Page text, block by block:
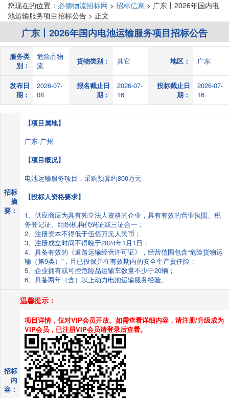
您现在的位置： 必德物流招标网 > 招标信息 > 广东丨2026年国内电
池运输服务项目招标公告 > 正文
广东丨2026年国内电池运输服务项目招标公告
服务类
别：
危险品物
流
货物类别： 其它 地区： 广东
发布日
期：
2026-07-
08
报名截止日
期：
2026-07-
16
投标截止日
期：
2026-07-
16
招标
摘
要：
【项目属地】
广东·广州
【项目概况】
电池运输服务项目，采购预算约800万元
【投标人资格要求】
1、供应商应为具有独立法人资格的企业，具有有效的营业执照、税
务登记证、组织机构代码证或三证合一；
2、注册资本不得低于伍佰万元人民币；
3、注册成立时间不得晚于2024年1月1日；
4、具备有效的《道路运输经营许可证》，经营范围包含“危险货物运
输（第9类）”，且已投保并在有效期内的安全生产责任险；
5、企业拥有或可控危险品运输车数量不少于20辆；
6、具备两年（含）以上动力电池运输服务经验。
招标
内
容：
温馨提示：
项目详情，仅对VIP会员开放。如需查看详细内容，请注册/升级成为
VIP会员，已注册VIP会员请登录后查看。